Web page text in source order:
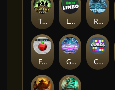
The Bowery Boys Limbo Rise of Ymir
Frutz Gronk's Gems Cubes